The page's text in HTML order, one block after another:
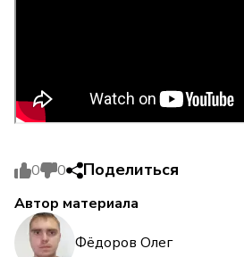
0 0 Поделиться
Автор материала
Фёдоров Олег